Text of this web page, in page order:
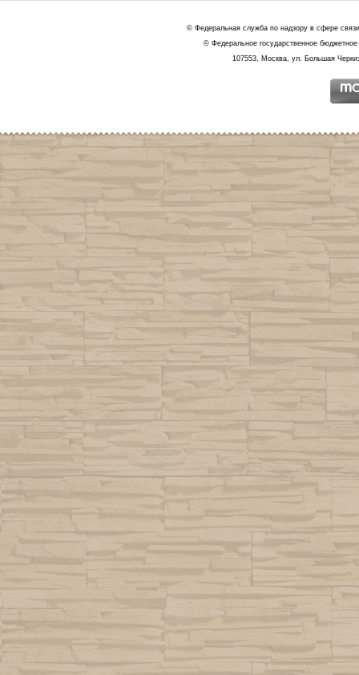
© Федеральная служба по надзору в сфере
© Федеральное государственное
107553, Москва, ул. Большая